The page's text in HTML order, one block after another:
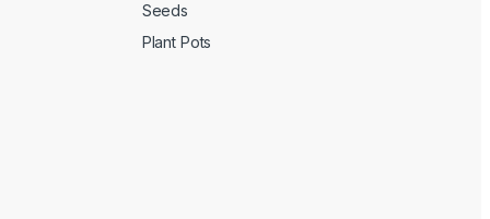
Seeds
Plant Pots